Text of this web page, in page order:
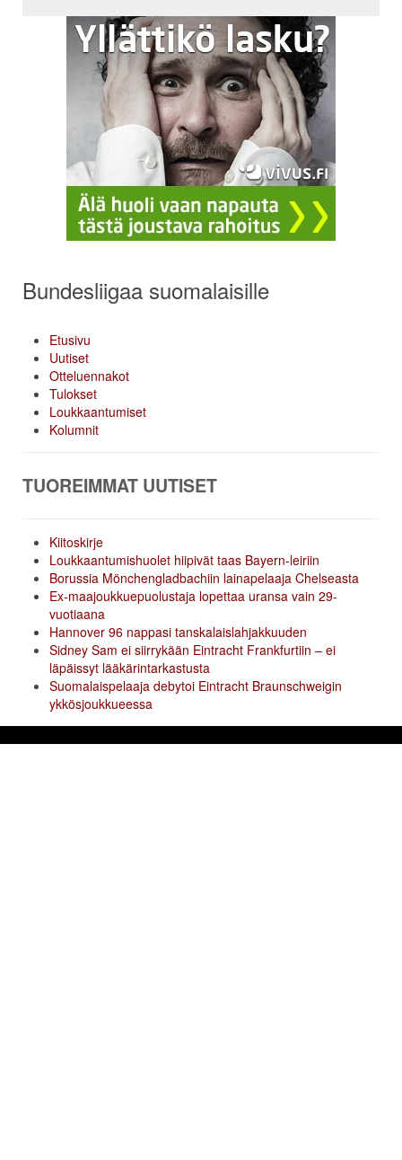
Bundesliigaa suomalaisille
Etusivu
Uutiset
Otteluennakot
Tulokset
Loukkaantumiset
Kolumnit
TUOREIMMAT UUTISET
Kiitoskirje
Loukkaantumishuolet hiipivät taas Bayern-leiriin
Borussia Mönchengladbachiin lainapelaaja Chelseasta
Ex-maajoukkuepuolustaja lopettaa uransa vain 29-
vuotiaana
Hannover 96 nappasi tanskalaislahjakkuuden
Sidney Sam ei siirrykään Eintracht Frankfurtiin – ei
läpäissyt lääkärintarkastusta
Suomalaispelaaja debytoi Eintracht Braunschweigin
ykkösjoukkueessa